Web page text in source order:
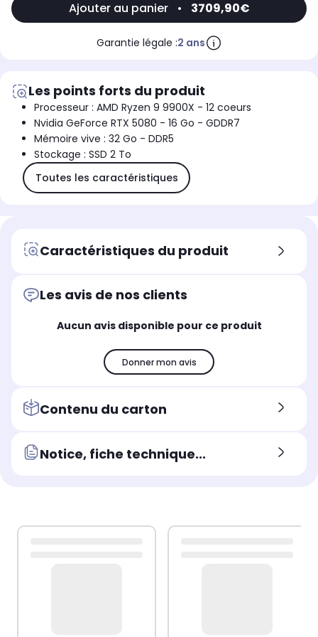
afin d'éviter tout risque de dommage pendant le transport, la carte graphique
n'est pas installée dans le PC à la livraison. Néanmoins son installation est
simple et rapide. Toutes les instructions nécessaires sont fournies pour vous
Ajouter au panier • 3709,90€
Garantie légale :2 ans
Les points forts du produit
Processeur : AMD Ryzen 9 9900X - 12 coeurs
Nvidia GeForce RTX 5080 - 16 Go - GDDR7
Mémoire vive : 32 Go - DDR5
Stockage : SSD 2 To
Toutes les caractéristiques
Caractéristiques du produit
Les avis de nos clients
Aucun avis disponible pour ce produit
Donner mon avis
Contenu du carton
Notice, fiche technique...